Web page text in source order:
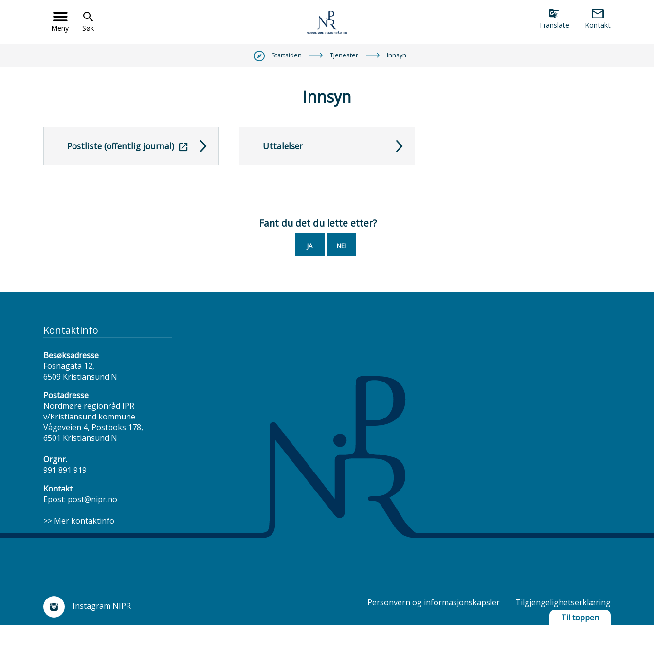
Søk
Nordmøre
Verktøymeny
Translate Kontakt
Meny
Startsiden Tjenester Innsyn
Innsyn
Postliste (offentlig journal) Uttalelser
Fant du det du lette etter?
JA NEI
Kontaktinfo
Besøksadresse
Fosnagata 12,
6509 Kristiansund N
Postadresse
Nordmøre regionråd IPR
v/Kristiansund kommune
Vågeveien 4, Postboks 178,
6501 Kristiansund N
Orgnr.
991 891 919
Kontakt
Epost: post@nipr.no
>> Mer kontaktinfo
Sosiale
medier
Instagram NIPR Personvern
Personvern og informasjonskapsler
Tilgjengelighetserklæring
Til toppen